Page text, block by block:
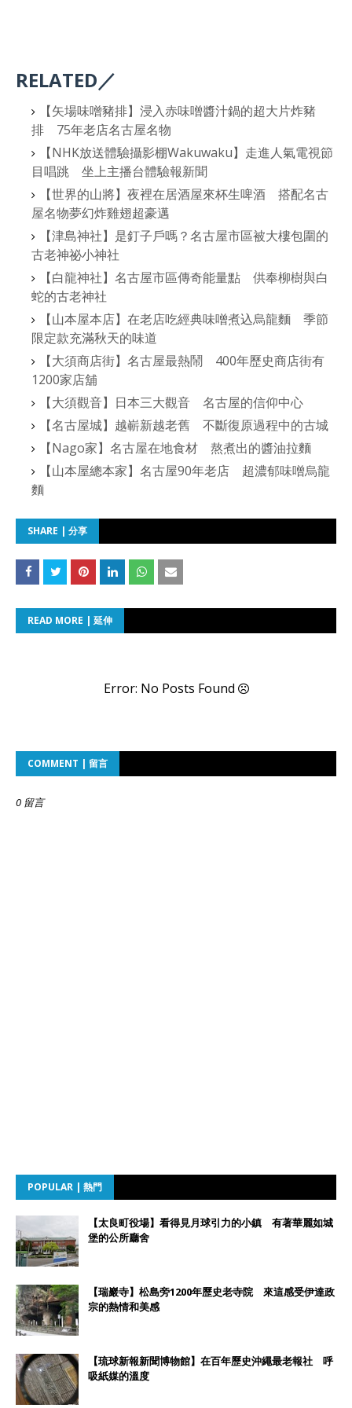
RELATED／
【矢場味噌豬排】浸入赤味噌醬汁鍋的超大片炸豬
排 75年老店名古屋名物
【NHK放送體驗攝影棚Wakuwaku】走進人氣電視節
目唱跳 坐上主播台體驗報新聞
【世界的山將】夜裡在居酒屋來杯生啤酒 搭配名古
屋名物夢幻炸雞翅超豪邁
【津島神社】是釘子戶嗎？名古屋市區被大樓包圍的
古老神祕小神社
【白龍神社】名古屋市區傳奇能量點 供奉柳樹與白
蛇的古老神社
【山本屋本店】在老店吃經典味噌煮込烏龍麵 季節
限定款充滿秋天的味道
【大須商店街】名古屋最熱鬧 400年歷史商店街有
1200家店舖
【大須觀音】日本三大觀音 名古屋的信仰中心
【名古屋城】越嶄新越老舊 不斷復原過程中的古城
【Nago家】名古屋在地食材 熬煮出的醬油拉麵
【山本屋總本家】名古屋90年老店 超濃郁味噌烏龍
麵
SHARE | 分享
READ MORE | 延伸
Error: No Posts Found
COMMENT | 留言
0 留言
POPULAR | 熱門
【太良町役場】看得見月球引力的小鎮 有著華麗如城
堡的公所廳舍
【瑞巖寺】松島旁1200年歷史老寺院 來這感受伊達政
宗的熱情和美感
【琉球新報新聞博物館】在百年歷史沖繩最老報社 呼
吸紙媒的溫度